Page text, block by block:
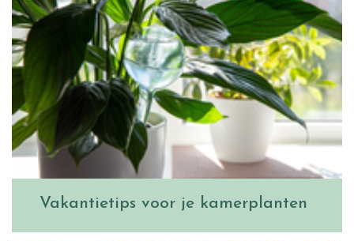
Vakantietips voor je kamerplanten